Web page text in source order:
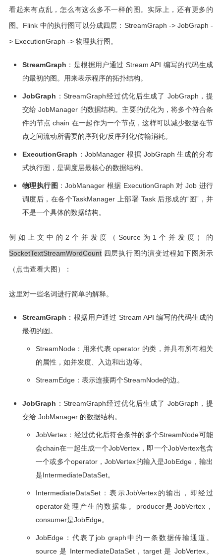
看起来有点乱，怎么有这么多不一样的图。实际上，还有更多的
图。Flink 中的执行图可以分成四层：StreamGraph -> JobGraph -
> ExecutionGraph -> 物理执行图。
StreamGraph ：是根据用户通过 Stream API 编写的代码生成
的最初的图。用来表示程序的拓扑结构。
JobGraph ：StreamGraph经过优化后生成了 JobGraph，提
交给 JobManager 的数据结构。主要的优化为，将多个符合条
件的节点 chain 在一起作为一个节点，这样可以减少数据在节
点之间流动所需要的序列化/反序列化/传输消耗。
ExecutionGraph ：JobManager 根据 JobGraph 生成的分布
式执行图，是调度层最核心的数据结构。
物理执行图 ：JobManager 根据 ExecutionGraph 对 Job 进行
调度后，在各个TaskManager 上部署 Task 后形成的“图”，并
不是一个具体的数据结构。
例如上文中的2个并发度（Source为1个并发度）的
SocketTextStreamWordCount 四层执行图的演变过程如下图所示
（点击查看大图）：
这里对一些名词进行简单的解释。
StreamGraph ：根据用户通过 Stream API 编写的代码生成的
最初的图。
StreamNode ：用来代表 operator 的类，并具有所有相关
的属性，如并发度、入边和出边等。
StreamEdge ：表示连接两个StreamNode的边。
JobGraph ：StreamGraph经过优化后生成了 JobGraph，提
交给 JobManager 的数据结构。
JobVertex：经过优化后符合条件的多个StreamNode可能
会chain在一起生成一个JobVertex，即一个JobVertex包含
一个或多个operator，JobVertex的输入是JobEdge，输出
是IntermediateDataSet。
IntermediateDataSet：表示JobVertex的输出，即经过
operator处理产生的数据集。producer是JobVertex，
consumer是JobEdge。
JobEdge：代表了job graph中的一条数据传输通道。
source 是 IntermediateDataSet，target 是 JobVertex。